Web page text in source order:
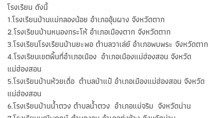
โรงเรียน ดังนี้
1.โรงเรียนบ้านแม่กลองน้อย อำเภออุ้มผาง จังหวัดตาก
2.โรงเรียนบ้านหนองกระโห้ อำเภอเมืองตาก จังหวัดตาก
3.โรงเรียนโรงเรียนบ้านยะพอ ตำบลวาเล่ย์ อำเภอพบพระ จังหวัดตาก
4.โรงเรียนเขตพื้นที่อำเภอเมือง อำเภอเมืองแม่ฮ่องสอน จังหวัด
แม่ฮ่องสอน
5.โรงเรียนบ้านห้วยเดื่อ ตำบลป่าแป๋ อำเภอเมืองแม่ฮ่องสอน จังหวัด
แม่ฮ่องสอน
6.โรงเรียนบ้านน้ำตวง ตำบลน้ำตวง อำเภอแม่จริม จังหวัดน่าน